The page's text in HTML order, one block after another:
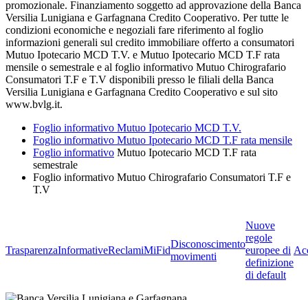
promozionale. Finanziamento soggetto ad approvazione della Banca
Versilia Lunigiana e Garfagnana Credito Cooperativo. Per tutte le
condizioni economiche e negoziali fare riferimento al foglio
informazioni generali sul credito immobiliare offerto a consumatori
Mutuo Ipotecario MCD T.V. e Mutuo Ipotecario MCD T.F rata
mensile o semestrale e al foglio informativo Mutuo Chirografario
Consumatori T.F e T.V disponibili presso le filiali della Banca
Versilia Lunigiana e Garfagnana Credito Cooperativo e sul sito
www.bvlg.it.
Foglio informativo Mutuo Ipotecario MCD T.V.
Foglio informativo Mutuo Ipotecario MCD T.F rata mensile
Foglio informativo Mutuo Ipotecario MCD T.F rata
semestrale
Foglio informativo Mutuo Chirografario Consumatori T.F e
T.V
TrasparenzaInformativeReclamiMiFid
Disconoscimento
movimenti
Nuove
regole
europee di
definizione
di default